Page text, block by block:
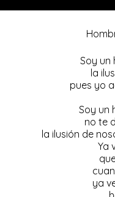
Soy un
la
pues yo
Soy un
no te
la ilusión de
Ya
ya